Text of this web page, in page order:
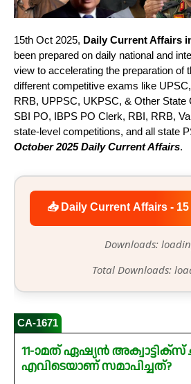
15th Oct 2025, Daily Current Affairs
been prepared on daily national and
view to accelerating the preparation of
different competitive exams like
RRB, UPPSC, UKPSC, & Other State
SBI PO, IBPS PO Clerk, RBI, RRB,
state-level competitions, and all state
October 2025 Daily Current Affairs.
📥 Daily Current Affairs - 15
Downloads:
Total Downloads:
CA-1671
11-ാമത് ഏഷ്യൻ അക്വാട്ടിക്സ്
എവിടെയാണ് സമാപിച്ചത്?